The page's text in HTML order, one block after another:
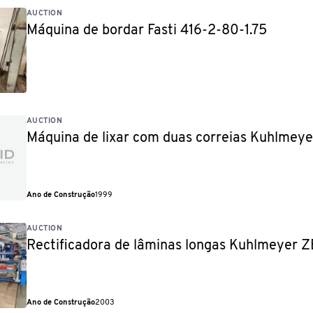
AUCTION
Máquina de bordar Fasti 416-2-80-1.75
AUCTION
Máquina de lixar com duas correias
Ano de Construção1999
AUCTION
Rectificadora de lâminas longas Kuhlmeyer
Ano de Construção2003